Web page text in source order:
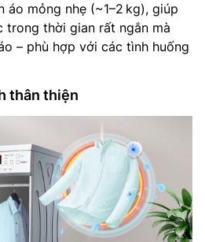
mỏng nhẹ (~1–2 kg), giúp
trong thời gian rất ngắn mà
– phù hợp với các tình huống
thân thiện